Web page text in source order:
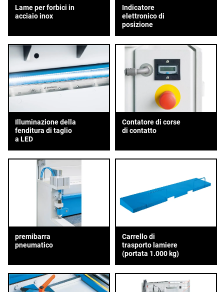
Lame per forbici in
acciaio inox
Indicatore
elettronico di
posizione
Illuminazione della
fenditura di taglio
a LED
Contatore di corse
di contatto
premibarra
pneumatico
Carrello di
trasporto lamiere
(portata 1.000 kg)